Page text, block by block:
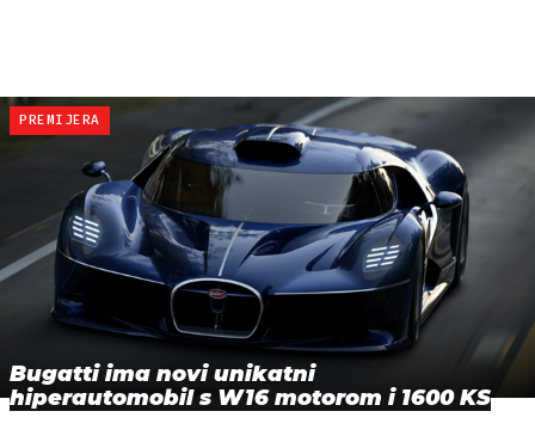
PREMIJERA
Bugatti ima novi unikatni
hiperautomobil s W16 motorom i 1600 KS